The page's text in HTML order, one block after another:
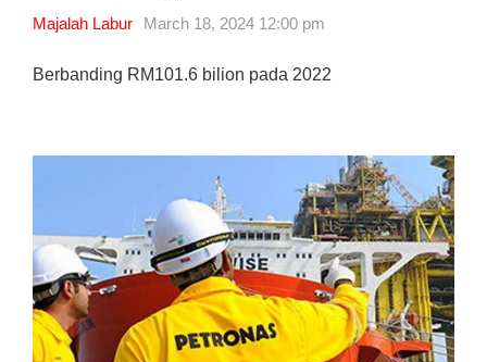
Majalah Labur March 18, 2024 12:00 pm
Berbanding RM101.6 bilion pada 2022